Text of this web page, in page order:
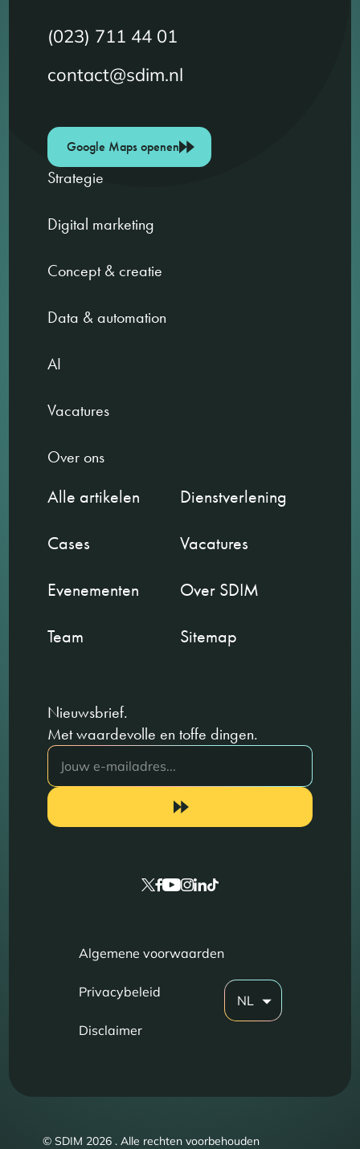
(023) 711 44 01
contact@sdim.nl
Google Maps openen
Strategie
Digital marketing
Concept & creatie
Data & automation
AI
Vacatures
Over ons
Alle artikelen
Dienstverlening
Cases
Vacatures
Evenementen
Over SDIM
Team
Sitemap
Nieuwsbrief.
Met waardevolle en toffe dingen.
Algemene voorwaarden
Privacybeleid
Disclaimer
NL
© SDIM 2026 . Alle rechten voorbehouden